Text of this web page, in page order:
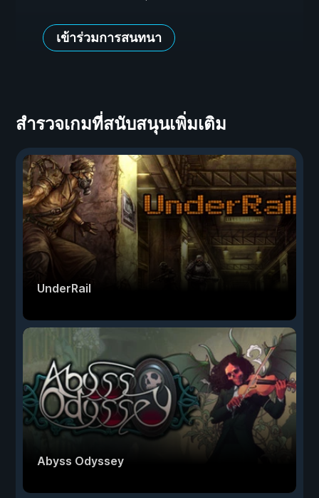
เข้าร่วมการสนทนา
สำรวจเกมที่สนับสนุนเพิ่มเติม
UnderRail
Abyss Odyssey